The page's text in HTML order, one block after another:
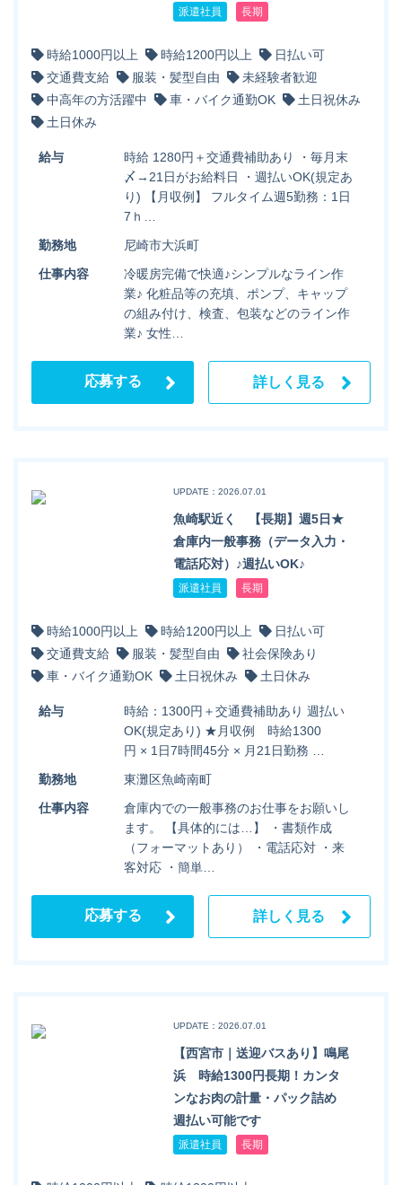
派遣社員 長期
時給1000円以上 時給1200円以上
日払い可
交通費支給
服装・髪型自由
未経験者歓迎
中高年の方活躍中
車・バイク通勤OK
土日祝休み
土日休み
給与
時給 1280円＋交通費補助あり ・毎月末
〆→21日がお給料日 ・週払いOK(規定あ
り) 【月収例】 フルタイム週5勤務：1日
7ｈ…
勤務地
尼崎市大浜町
仕事内容
冷暖房完備で快適♪シンプルなライン作
業♪ 化粧品等の充填、ポンプ、キャップ
の組み付け、検査、包装などのライン作
業♪ 女性…
応募する 詳しく見る
UPDATE：2026.07.01
魚崎駅近く 【長期】週5日★
倉庫内一般事務（データ入力・
電話応対）♪週払いOK♪
派遣社員 長期
時給1000円以上 時給1200円以上
日払い可
交通費支給
服装・髪型自由
社会保険あり
車・バイク通勤OK
土日祝休み 土日休み
給与
時給：1300円＋交通費補助あり 週払い
OK(規定あり) ★月収例 時給1300
円 × 1日7時間45分 × 月21日勤務 …
勤務地
東灘区魚崎南町
仕事内容
倉庫内での一般事務のお仕事をお願いし
ます。 【具体的には…】 ・書類作成
（フォーマットあり） ・電話応対 ・来
客対応 ・簡単…
応募する 詳しく見る
UPDATE：2026.07.01
【西宮市｜送迎バスあり】鳴尾
浜 時給1300円長期！カンタ
ンなお肉の計量・パック詰め
週払い可能です
派遣社員 長期